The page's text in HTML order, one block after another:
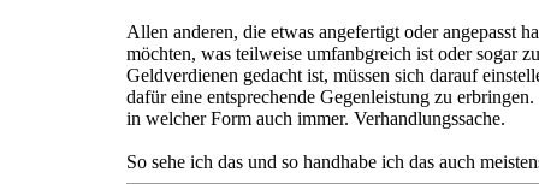
Allen anderen, die etwas angefertigt oder angepasst
möchten, was teilweise umfanbgreich ist oder sogar
Geldverdienen gedacht ist, müssen sich darauf
dafür eine entsprechende Gegenleistung zu
in welcher Form auch immer. Verhandlungssache.
So sehe ich das und so handhabe ich das auch